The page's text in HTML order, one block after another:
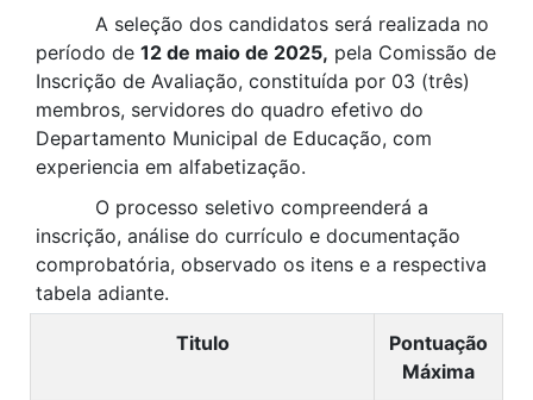
A seleção dos candidatos será realizada no
período de 12 de maio de 2025, pela Comissão de
Inscrição de Avaliação, constituída por 03 (três)
membros, servidores do quadro efetivo do
Departamento Municipal de Educação, com
experiencia em alfabetização.
O processo seletivo compreenderá a
inscrição, análise do currículo e documentação
comprobatória, observado os itens e a respectiva
tabela adiante.
Titulo
Pontuação
Máxima